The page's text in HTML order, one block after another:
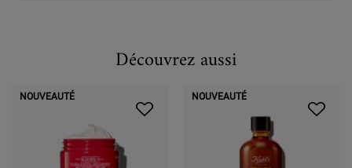
Découvrez aussi
NOUVEAUTÉ NOUVEAUTÉ